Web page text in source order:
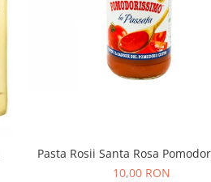
Pasta Rosii Santa Rosa
10,00 RON